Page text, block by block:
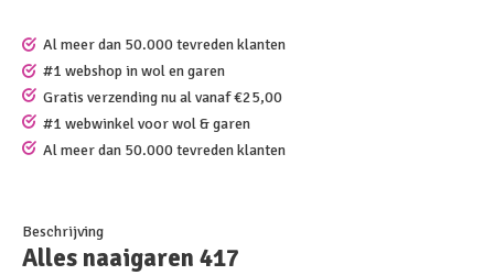
Al meer dan 50.000 tevreden klanten
#1 webshop in wol en garen
Gratis verzending nu al vanaf €25,00
#1 webwinkel voor wol & garen
Al meer dan 50.000 tevreden klanten
Beschrijving
Alles naaigaren 417